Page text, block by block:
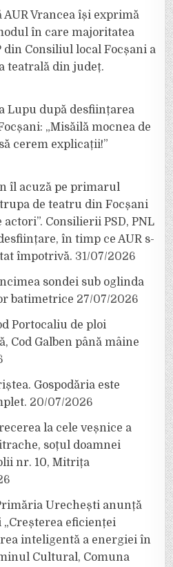
Vrancea își exprimă
în care majoritatea
din Consiliul local Focșani a
teatrală din județ.
Lupu după desființarea
„Misăilă mocnea de
cerem explicații!”
îl acuză pe primarul
de teatru din Focșani
Consilierii PSD, PNL
în timp ce AUR s-
împotrivă. 31/07/2026
sondei sub oglinda
batimetrice 27/07/2026
Portocaliu de ploi
Cod Galben până mâine
Gospodăria este
20/07/2026
la cele veșnice a
soțul doamnei
nr. 10, Mitrița
Urechești anunță
eficienței
inteligentă a energiei în
Cultural, Comuna